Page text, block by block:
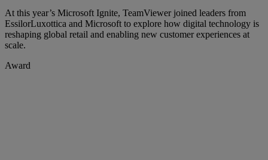
At this year’s Microsoft Ignite, TeamViewer joined leaders from
EssilorLuxottica and Microsoft to explore how digital technology is
reshaping global retail and enabling new customer experiences at
scale.
Award